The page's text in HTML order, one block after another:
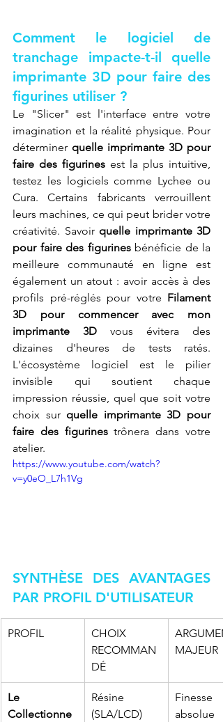
Comment le logiciel de
tranchage impacte-t-il quelle
imprimante 3D pour faire des
figurines utiliser ?
Le "Slicer" est l'interface entre votre
imagination et la réalité physique. Pour
déterminer quelle imprimante 3D pour
faire des figurines est la plus intuitive,
testez les logiciels comme Lychee ou
Cura. Certains fabricants verrouillent
leurs machines, ce qui peut brider votre
créativité. Savoir quelle imprimante 3D
pour faire des figurines bénéficie de la
meilleure communauté en ligne est
également un atout : avoir accès à des
profils pré-réglés pour votre Filament
3D pour commencer avec mon
imprimante 3D vous évitera des
dizaines d'heures de tests ratés.
L'écosystème logiciel est le pilier
invisible qui soutient chaque
impression réussie, quel que soit votre
choix sur quelle imprimante 3D pour
faire des figurines trônera dans votre
atelier.
https://www.youtube.com/watch?
v=y0eO_L7h1Vg
SYNTHÈSE DES AVANTAGES
PAR PROFIL D'UTILISATEUR
PROFIL
CHOIX
RECOMMAN
DÉ
MAJEUR
Le
Collectionne
Résine
(SLA/LCD)
Finesse
absolue